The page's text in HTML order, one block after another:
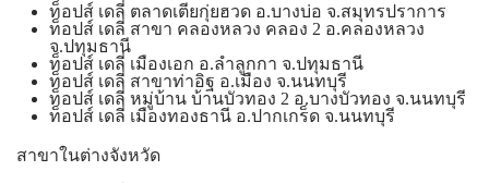
ท็อปส์ เดลี่ ตลาดเตียกุ่ยฮวด อ.บางบ่อ จ.สมุทรปราการ
ท็อปส์ เดลี่ สาขา คลองหลวง คลอง 2 อ.คลองหลวง
จ.ปทุมธานี
ท็อปส์ เดลี่ เมืองเอก อ.ลำลูกกา จ.ปทุมธานี
ท็อปส์ เดลี่ สาขาท่าอิฐ อ.เมือง จ.นนทบุรี
ท็อปส์ เดลี่ หมู่บ้าน บ้านบัวทอง 2 อ.บางบัวทอง จ.นนทบุรี
ท็อปส์ เดลี่ เมืองทองธานี อ.ปากเกร็ด จ.นนทบุรี
สาขาในต่างจังหวัด